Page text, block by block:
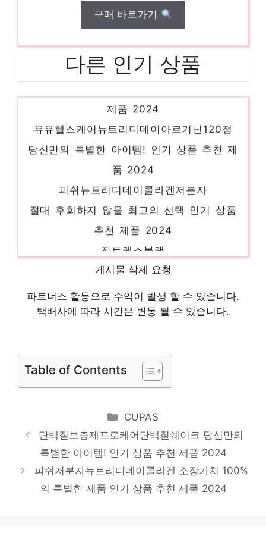
구매 바로가기
다른 인기 상품
다이어트뉴트리디데이단백질쉐이크14포
혜택 가득, 지금 바로 적용! 인기 상품 추천
제품 2024
눈부신 스타일, 당신을 위해 인기 상품 추천
프로틴원
타블렛피쉬뉴트리디데이콜라겐
당신의 생활을 바꿔줄 기회 인기 상품 추천
당신의 생활을 바꿔줄 기회 인기 상품 추천
제품 2024
게시물 삭제 요청
파트너스 활동으로 수익이 발생 할 수 있습니다.
택배사에 따라 시간은 변동 될 수 있습니다.
Table of Contents
Categories
CUPAS
단백질보충제프로케어단백질쉐이크 당신만의
특별한 아이템! 인기 상품 추천 제품 2024
피쉬저분자뉴트리디데이콜라겐 소장가치 100%
의 특별한 제품 인기 상품 추천 제품 2024